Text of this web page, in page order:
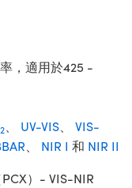
，適用於425 -
2 UV-VIS
VIS-
NIR I 和 NIR II
）- VIS-NIR